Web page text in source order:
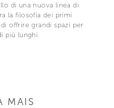
di una nuova linea di
la filosofia dei primi
offrire grandi spazi per
più lunghi.
MAIS